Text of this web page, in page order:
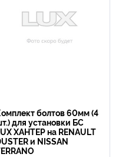
болтов 60мм (4
для установки БС
ХАНТЕР на RENAULT
и NISSAN